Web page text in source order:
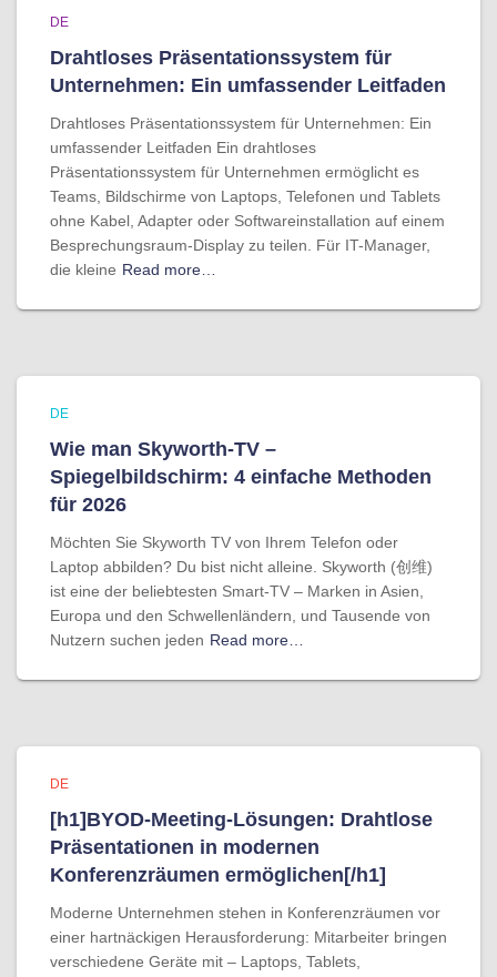
DE
Drahtloses Präsentationssystem für
Unternehmen: Ein umfassender Leitfaden
Drahtloses Präsentationssystem für Unternehmen: Ein
umfassender Leitfaden Ein drahtloses
Präsentationssystem für Unternehmen ermöglicht es
Teams, Bildschirme von Laptops, Telefonen und Tablets
ohne Kabel, Adapter oder Softwareinstallation auf einem
Besprechungsraum-Display zu teilen. Für IT-Manager,
die kleine Read more…
DE
Wie man Skyworth-TV –
Spiegelbildschirm: 4 einfache Methoden
für 2026
Möchten Sie Skyworth TV von Ihrem Telefon oder
Laptop abbilden? Du bist nicht alleine. Skyworth (创维)
ist eine der beliebtesten Smart-TV – Marken in Asien,
Europa und den Schwellenländern, und Tausende von
Nutzern suchen jeden Read more…
DE
[h1]BYOD-Meeting-Lösungen: Drahtlose
Präsentationen in modernen
Konferenzräumen ermöglichen[/h1]
Moderne Unternehmen stehen in Konferenzräumen vor
einer hartnäckigen Herausforderung: Mitarbeiter bringen
verschiedene Geräte mit – Laptops, Tablets,